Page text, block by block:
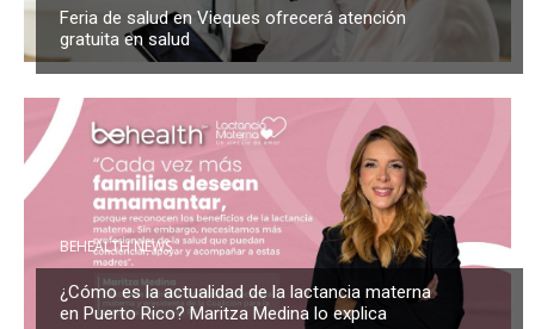
Feria de salud en Vieques ofrecerá atención
gratuita en salud
BEHEALTH NEWS
¿Cómo es la actualidad de la lactancia materna
en Puerto Rico? Maritza Medina lo explica